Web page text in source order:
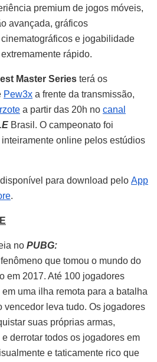
premium de jogos móveis,
avançada, gráficos
e jogabilidade
rápido.
Master Series terá os
Pew3x a frente da transmissão,
a partir das 20h no canal
Brasil. O campeonato foi
online pelos estúdios
para download pelo App
.
no PUBG:
que tomou o mundo do
em 2017. Até 100 jogadores
uma ilha remota para a batalha
vencedor leva tudo. Os jogadores
suas próprias armas,
derrotar todos os jogadores em
e taticamente rico que